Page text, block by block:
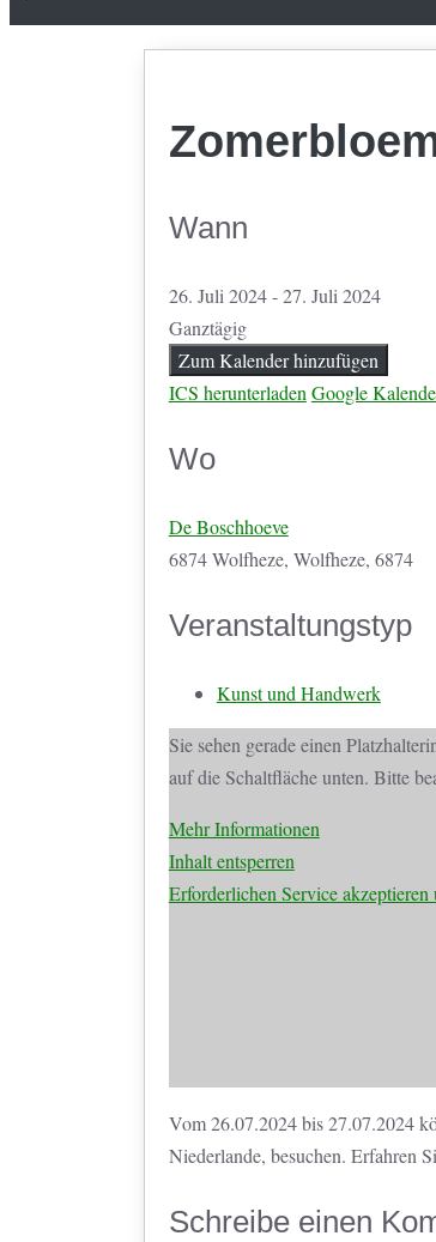
Wann
26. Juli 2024 - 27. Juli 2024
Ganztägig
Zum Kalender hinzufügen
ICS herunterladen Google
Wo
De Boschhoeve
6874 Wolfheze, Wolfheze, 6874
Veranstaltungstyp
Kunst und Handwerk
Sie sehen gerade einen
auf die Schaltfläche unten. Bitte
Mehr Informationen
Inhalt entsperren
Erforderlichen Service akzeptieren
Vom 26.07.2024 bis 27.07.2024
Niederlande, besuchen. Erfahren
Schreibe einen